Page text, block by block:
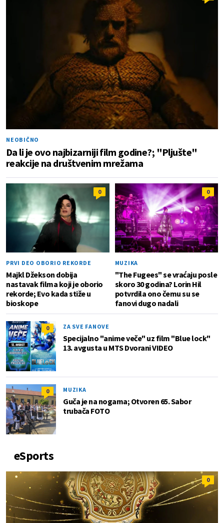
NEOBIČNO
Da li je ovo najbizarniji film godine?; "Pljušte"
reakcije na društvenim mrežama
0
PRVI DEO OBORIO REKORDE
Majkl Džekson dobija
nastavak filma koji je oborio
rekorde; Evo kada stiže u
bioskope
0
MUZIKA
"The Fugees" se vraćaju posle
skoro 30 godina? Lorin Hil
potvrdila ono čemu su se
fanovi dugo nadali
0 ZA SVE FANOVE
Specijalno "anime veče" uz film "Blue lock"
13. avgusta u MTS Dvorani VIDEO
0 MUZIKA
Guča je na nogama; Otvoren 65. Sabor
trubača FOTO
eSports
0